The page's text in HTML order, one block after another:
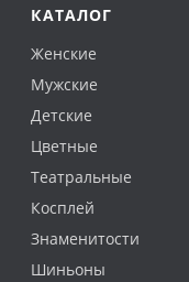
КАТАЛОГ
Женские
Мужские
Детские
Цветные
Театральные
Косплей
Знаменитости
Шиньоны